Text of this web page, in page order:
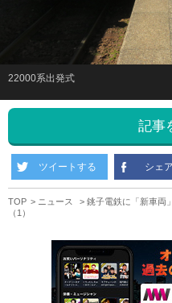
22000系出発式
記事
ツイートする シェ
TOP ニュース
銚子電鉄に「新車両
（1）